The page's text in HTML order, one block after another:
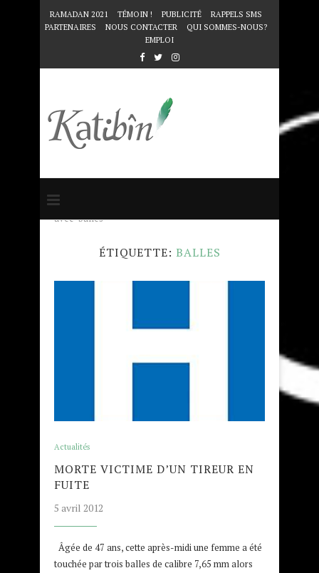
RAMADAN 2021 TÉMOIN ! PUBLICITÉ
RAPPELS SMS
PARTENAIRES
NOUS CONTACTER
QUI SOMMES-NOUS?
EMPLOI
Accueil
avec "balles"
ÉTIQUETTE: BALLES
Actualités
MORTE VICTIME D’UN TIREUR EN
FUITE
5 avril 2012
Âgée de 47 ans, cette après-midi une femme a été
touchée par trois balles de calibre 7,65 mm alors